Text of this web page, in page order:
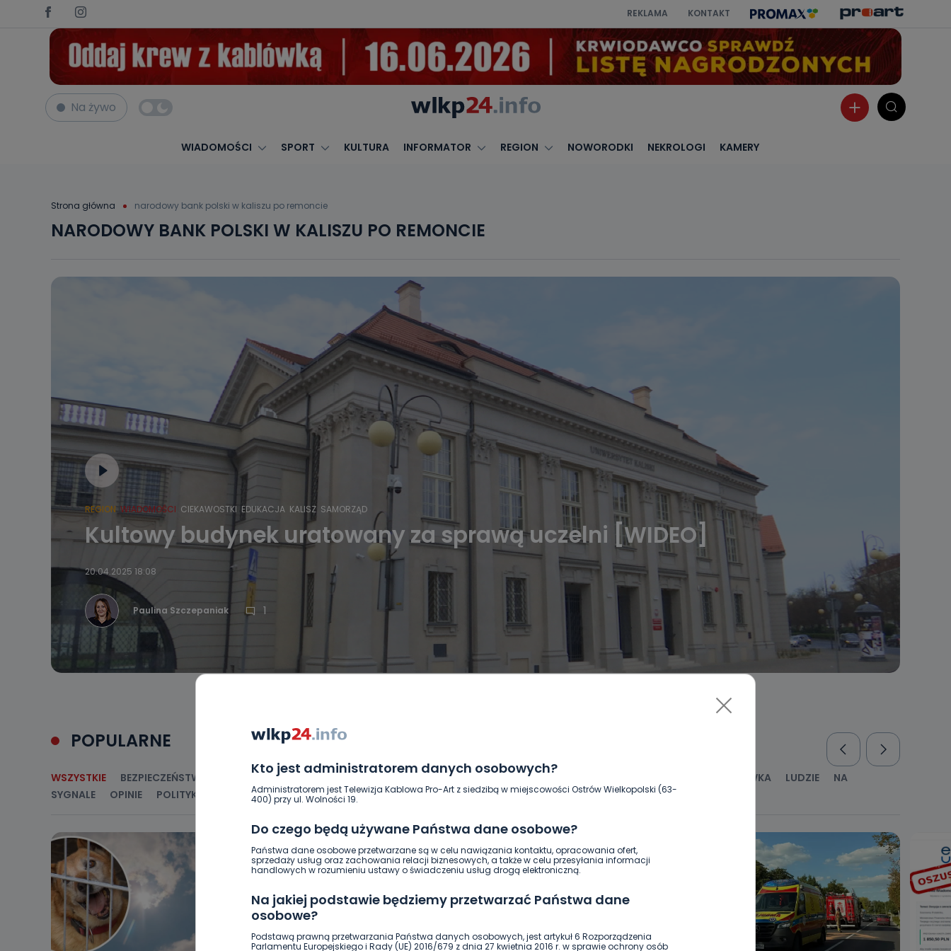
REKLAMA KONTAKT
Na żywo
WIADOMOŚCI SPORT KULTURA INFORMATOR REGION NOWORODKI NEKROLOGI KAMERY
Strona główna narodowy bank polski w kaliszu po remoncie
Kto jest administratorem danych osobowych?
Administratorem jest Telewizja Kablowa Pro-Art z siedzibą w miejscowości Ostrów Wielkopolski (63-
400) przy ul. Wolności 19.
Do czego będą używane Państwa dane osobowe?
Państwa dane osobowe przetwarzane są w celu nawiązania kontaktu, opracowania ofert,
sprzedaży usług oraz zachowania relacji biznesowych, a także w celu przesyłania informacji
handlowych w rozumieniu ustawy o świadczeniu usług drogą elektroniczną.
Na jakiej podstawie będziemy przetwarzać Państwa dane
osobowe?
Podstawą prawną przetwarzania Państwa danych osobowych, jest artykuł 6 Rozporządzenia
Parlamentu Europejskiego i Rady (UE) 2016/679 z dnia 27 kwietnia 2016 r. w sprawie ochrony osób
NARODOWY BANK POLSKI W KALISZU PO REMONCIE
REGION WIADOMOŚCI CIEKAWOSTKI EDUKACJA KALISZ SAMORZĄD
Kultowy budynek uratowany za sprawą uczelni [WIDEO]
20.04.2025 18:08
Paulina Szczepaniak 1
POPULARNE
WSZYSTKIE BEZPIECZEŃSTWO CIEKAWOSTKI GOSPODARKA I FINANSE HISTORIA KULTURA I ROZRYWKA LUDZIE
NA
SYGNALE
OPINIE POLITYKA RELIGIA SAMORZĄD ŚRODOWISKO WASZE INFO WSZYSTKICH ŚWIĘTYCH WYWIADY